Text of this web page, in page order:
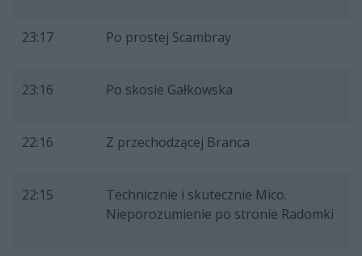
23:17 Po prostej Scambray
23:16 Po skosie Gałkowska
22:16 Z przechodzącej Branca
22:15
Technicznie i skutecznie Mico.
Nieporozumienie po stronie Radomki